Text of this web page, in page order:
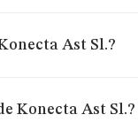
Ast Sl.?
Konecta Ast Sl.?